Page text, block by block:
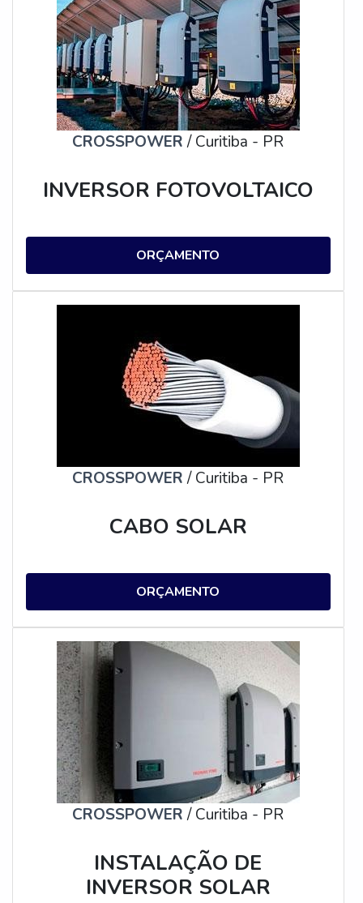
CROSSPOWER/ Curitiba - PR
INVERSOR FOTOVOLTAICO
ORÇAMENTO
CROSSPOWER/ Curitiba - PR
CABO SOLAR
ORÇAMENTO
CROSSPOWER/ Curitiba - PR
INSTALAÇÃO DE
INVERSOR SOLAR